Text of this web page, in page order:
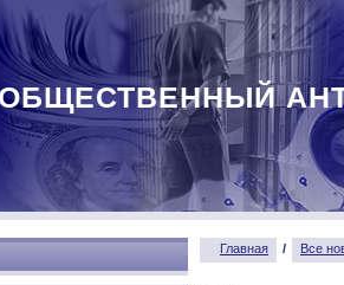
Главная / Все